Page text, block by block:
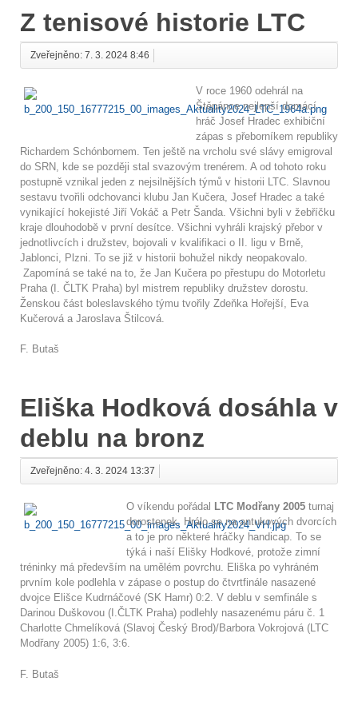
Z tenisové historie LTC
Zveřejněno: 7. 3. 2024 8:46
V roce 1960 odehrál na
Štěpánce nejlepší domácí
hráč Josef Hradec exhibiční
zápas s přeborníkem republiky
Richardem Schónbornem. Ten ještě na vrcholu své slávy emigroval
do SRN, kde se později stal svazovým trenérem. A od tohoto roku
postupně vznikal jeden z nejsilnějších týmů v historii LTC. Slavnou
sestavu tvořili odchovanci klubu Jan Kučera, Josef Hradec a také
vynikající hokejisté Jiří Vokáč a Petr Šanda. Všichni byli v žebříčku
kraje dlouhodobě v první desítce. Všichni vyhráli krajský přebor v
jednotlivcích i družstev, bojovali v kvalifikaci o II. ligu v Brně,
Jablonci, Plzni. To se již v historii bohužel nikdy neopakovalo.
Zapomíná se také na to, že Jan Kučera po přestupu do Motorletu
Praha (I. ČLTK Praha) byl mistrem republiky družstev dorostu.
Ženskou část boleslavského týmu tvořily Zdeňka Hořejší, Eva
Kučerová a Jaroslava Štilcová.
F. Butaš
Eliška Hodková dosáhla v
deblu na bronz
Zveřejněno: 4. 3. 2024 13:37
O víkendu pořádal LTC Modřany 2005 turnaj
dorostenek. Hrálo se na antukových dvorcích
a to je pro některé hráčky handicap. To se
týká i naší Elišky Hodkové, protože zimní
tréninky má především na umělém povrchu. Eliška po vyhráném
prvním kole podlehla v zápase o postup do čtvrtfinále nasazené
dvojce Elišce Kudrnáčové (SK Hamr) 0:2. V deblu v semfinále s
Darinou Duškovou (I.ČLTK Praha) podlehly nasazenému páru č. 1
Charlotte Chmelíková (Slavoj Český Brod)/Barbora Vokrojová (LTC
Modřany 2005) 1:6, 3:6.
F. Butaš